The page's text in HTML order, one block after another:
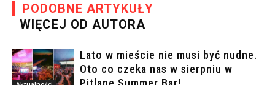
PODOBNE ARTYKUŁY
WIĘCEJ OD AUTORA
Lato w mieście nie musi być nudne.
Oto co czeka nas w sierpniu w